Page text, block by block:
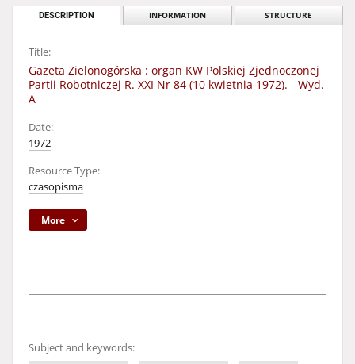
DESCRIPTION INFORMATION STRUCTURE
Title:
Gazeta Zielonogórska : organ KW Polskiej Zjednoczonej
Partii Robotniczej R. XXI Nr 84 (10 kwietnia 1972). - Wyd.
A
Date:
1972
Resource Type:
czasopisma
More
Subject and keywords: